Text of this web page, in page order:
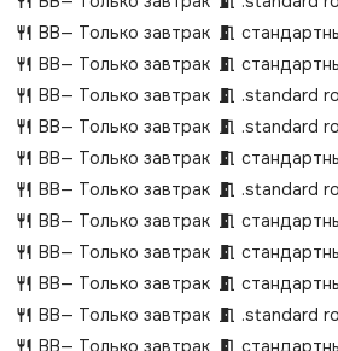
BB— Только завтрак
BB— Только завтрак
BB— Только завтрак .­standard
BB— Только завтрак .­standard
BB— Только завтрак
BB— Только завтрак .­standard
BB— Только завтрак
BB— Только завтрак
BB— Только завтрак
BB— Только завтрак .­standard
BB— Только завтрак